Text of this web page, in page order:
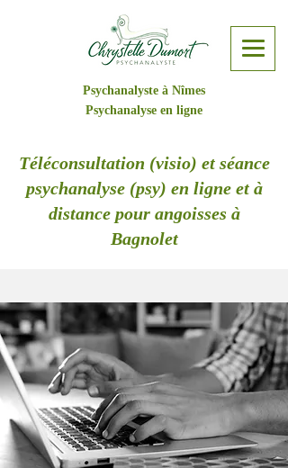
Psychanalyste à Nîmes
Psychanalyse en ligne
Téléconsultation (visio) et séance
psychanalyse (psy) en ligne et à
distance pour angoisses à
Bagnolet